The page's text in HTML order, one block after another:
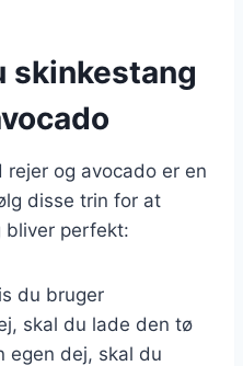
skinkestang
rejer og avocado er en
disse trin for at
bliver perfekt:
du bruger
skal du lade den tø
egen dej, skal du